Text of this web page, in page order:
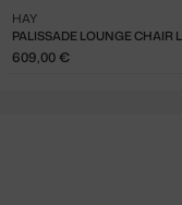
HAY
609,00 €